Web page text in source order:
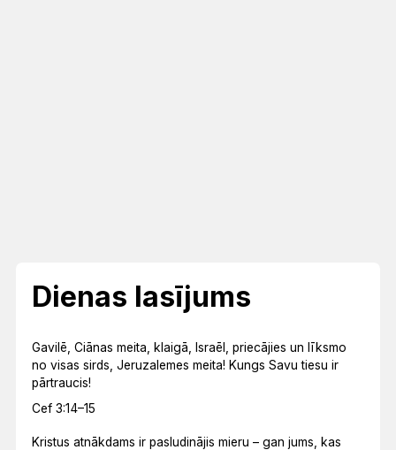
Dienas lasījums
Gavilē, Ciānas meita, klaigā, Israēl, priecājies un līksmo
no visas sirds, Jeruzalemes meita! Kungs Savu tiesu ir
pārtraucis!
Cef 3:14–15
Kristus atnākdams ir pasludinājis mieru – gan jums, kas